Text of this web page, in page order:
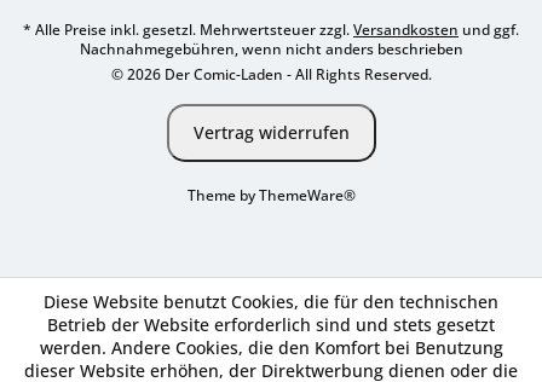
* Alle Preise inkl. gesetzl. Mehrwertsteuer zzgl.Versandkosten und ggf.
Nachnahmegebühren, wenn nicht anders beschrieben
© 2026 Der Comic-Laden - All Rights Reserved.
Vertrag widerrufen
Theme byThemeWare®
Diese Website benutzt Cookies, die für den technischen
Betrieb der Website erforderlich sind und stets gesetzt
werden. Andere Cookies, die den Komfort bei Benutzung
dieser Website erhöhen, der Direktwerbung dienen oder die